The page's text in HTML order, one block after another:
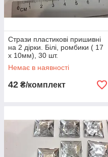
Стрази пластикові пришивні
на 2 дірки. Білі, ромбики ( 17
х 10мм), 30 шт.
Немає в наявності
42 ₴/комплект